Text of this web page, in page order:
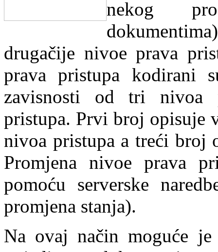
nekog
drugačije nivoe prava
prava pristupa kodirani
zavisnosti od tri nivoa
pristupa. Prvi broj opisuje
nivoa pristupa a treći broj
Promjena nivoe prava
pomoću serverske
promjena stanja).
Na ovaj način moguće